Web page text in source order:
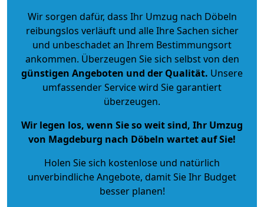
Wir sorgen dafür, dass Ihr Umzug nach Döbeln
reibungslos verläuft und alle Ihre Sachen sicher
und unbeschadet an Ihrem Bestimmungsort
ankommen. Überzeugen Sie sich selbst von den
günstigen Angeboten und der Qualität. Unsere
umfassender Service wird Sie garantiert
überzeugen.
Wir legen los, wenn Sie so weit sind, Ihr Umzug
von Magdeburg nach Döbeln wartet auf Sie!
Holen Sie sich kostenlose und natürlich
unverbindliche Angebote, damit Sie Ihr Budget
besser planen!